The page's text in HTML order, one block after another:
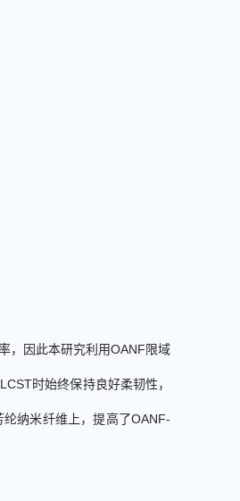
，因此本研究利用OANF限域
LCST时始终保持良好柔韧性，
纳米纤维上，提高了OANF-